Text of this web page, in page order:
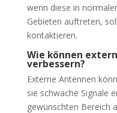
wenn diese in
Gebieten auftreten,
kontaktieren.
Wie können
verbessern?
Externe Antennen
sie schwache Signale
gewünschten Bereich